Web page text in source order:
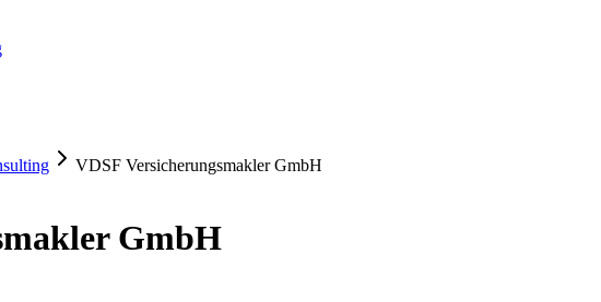
VDSF Versicherungsmakler GmbH
GmbH